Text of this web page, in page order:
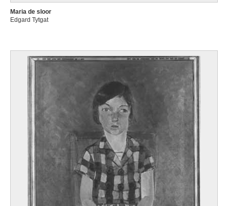
Maria de sloor
Edgard Tytgat